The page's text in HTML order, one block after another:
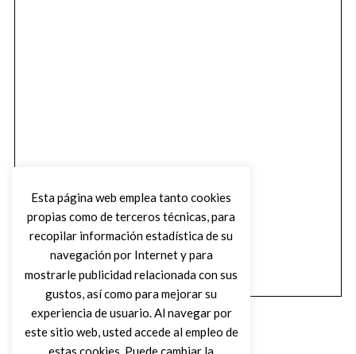
Esta página web emplea tanto cookies
propias como de terceros técnicas, para
recopilar información estadística de su
navegación por Internet y para
mostrarle publicidad relacionada con sus
gustos, así como para mejorar su
experiencia de usuario. Al navegar por
este sitio web, usted accede al empleo de
estas cookies. Puede cambiar la